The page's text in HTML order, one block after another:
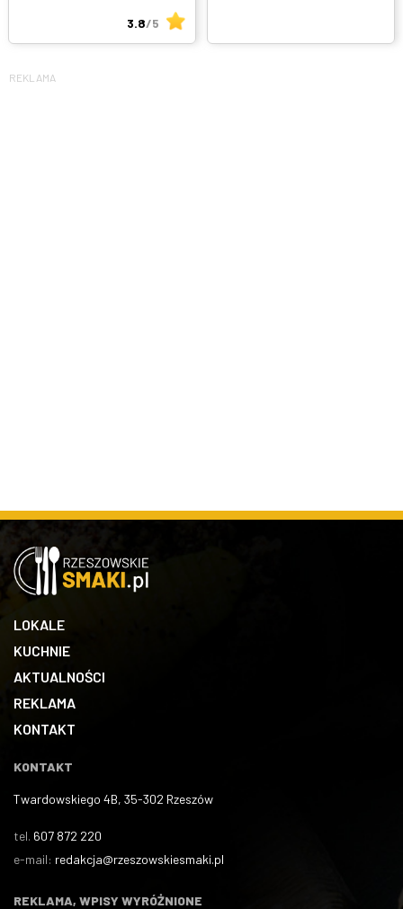
3.8/5
REKLAMA
LOKALE
KUCHNIE
AKTUALNOŚCI
REKLAMA
KONTAKT
KONTAKT
Twardowskiego 4B, 35-302 Rzeszów
tel. 607 872 220
e-mail: redakcja@rzeszowskiesmaki.pl
REKLAMA, WPISY WYRÓŻNIONE